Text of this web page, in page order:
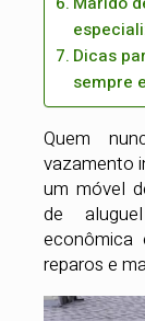
Dicas
sempre
Quem
vazamento
um móvel
de
econômica
reparos e